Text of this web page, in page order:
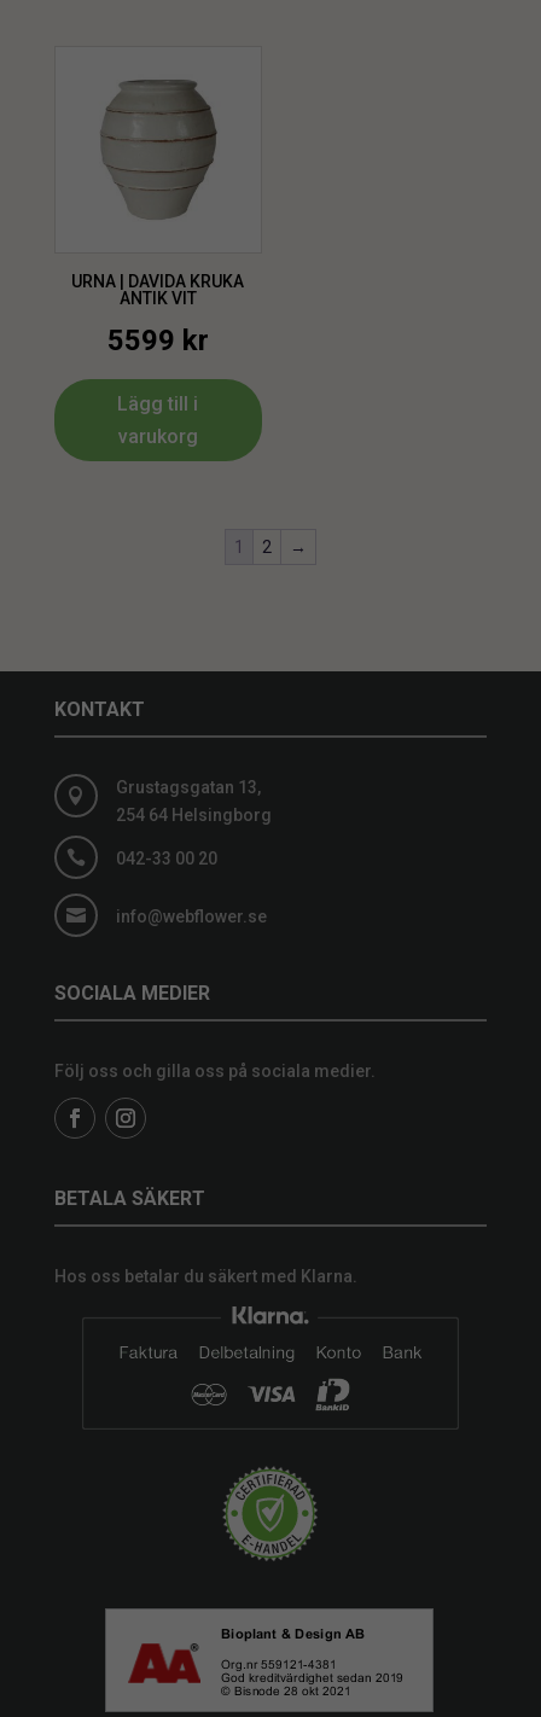
URNA | DAVIDA KRUKA
ANTIK VIT
5599 kr
Lägg till i
varukorg
1 2 →
KONTAKT

Grustagsgatan 13,
254 64 Helsingborg
 042-33 00 20
 info@webflower.se
SOCIALA MEDIER
Följ oss och gilla oss på sociala medier.
BETALA SÄKERT
Hos oss betalar du säkert med Klarna.